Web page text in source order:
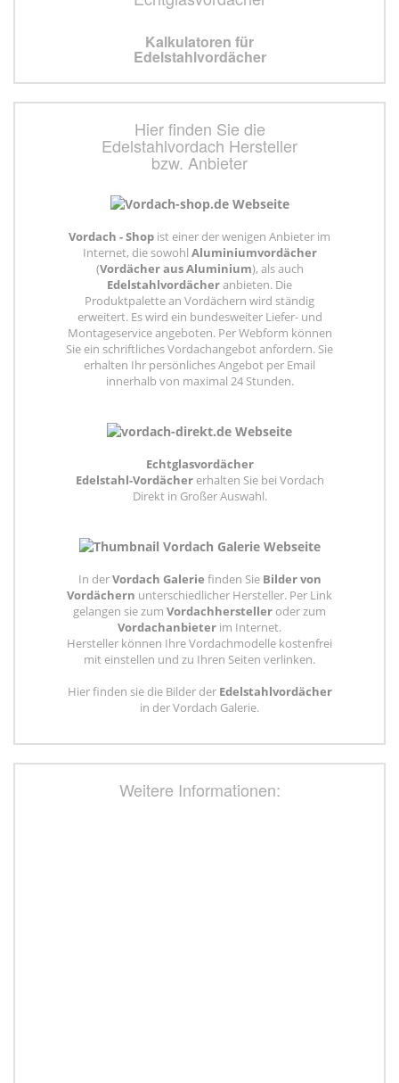
Kalkulatoren für
Edelstahlvordächer
Hier finden Sie die
Edelstahlvordach Hersteller
bzw. Anbieter
Vordach - Shop ist einer der wenigen Anbieter im
Internet, die sowohl Aluminiumvordächer
(Vordächer aus Aluminium), als auch
Edelstahlvordächeranbieten. Die
Produktpalette an Vordächern wird ständig
erweitert. Es wird ein bundesweiter Liefer- und
Montageservice angeboten. Per Webform können
Sie ein schriftliches Vordachangebot anfordern. Sie
erhalten Ihr persönliches Angebot per Email
innerhalb von maximal 24 Stunden.
Echtglasvordächer
Edelstahl-Vordächererhalten Sie bei Vordach
Direkt in Großer Auswahl.
In derVordach Galerie finden Sie Bilder von
Vordächern unterschiedlicher Hersteller. Per Link
gelangen sie zum Vordachherstelleroder zum
Vordachanbieter im Internet.
Hersteller können Ihre Vordachmodelle kostenfrei
mit einstellen und zu Ihren Seiten verlinken.
Hier finden sie die Bilder der Edelstahlvordächer
in der Vordach Galerie.
Weitere Informationen: